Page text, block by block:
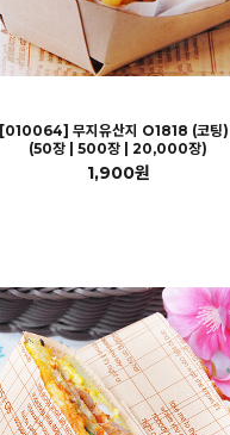
[010064] 무지유산지 O1818 (코팅
(50장 | 500장 | 20,000장)
1,900원